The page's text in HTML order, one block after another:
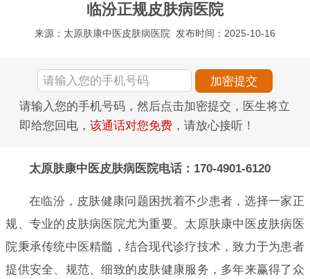
临汾正规皮肤病医院
来源：太原肤康中医皮肤病医院 发布时间：2025-10-16
请输入您的手机号码，然后点击加密提交，医生将立
即给您回电， 该通话对您免费 ，请放心接听！
太原肤康中医皮肤病医院电话：170-4901-6120
在临汾，皮肤健康问题困扰着不少患者，选择一家正
规、专业的皮肤病医院尤为重要。太原肤康中医皮肤病医
院秉承传统中医精髓，结合现代诊疗技术，致力于为患者
提供安全、规范、细致的皮肤健康服务，多年来赢得了众